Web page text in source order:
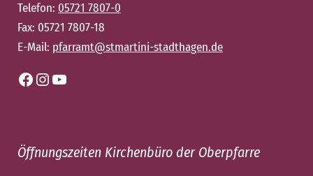
Telefon: 05721 7807-0
Fax: 05721 7807-18
E-Mail: pfarramt@stmartini-stadthagen.de
Facebook Instagram YouTube
Öffnungszeiten Kirchenbüro der Oberpfarre